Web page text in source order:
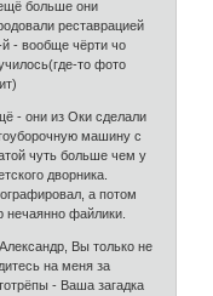
больше они
реставрацией
й - вообще чёрти чо
то фото
- они из Оки сделали
машину с
чуть больше чем у
дворника.
а потом
нечаянно файлики.
Вы только не
на меня за
- Ваша загадка